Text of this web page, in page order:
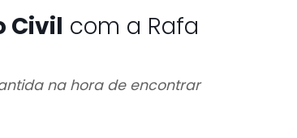
Civil com a Rafa
na hora de encontrar